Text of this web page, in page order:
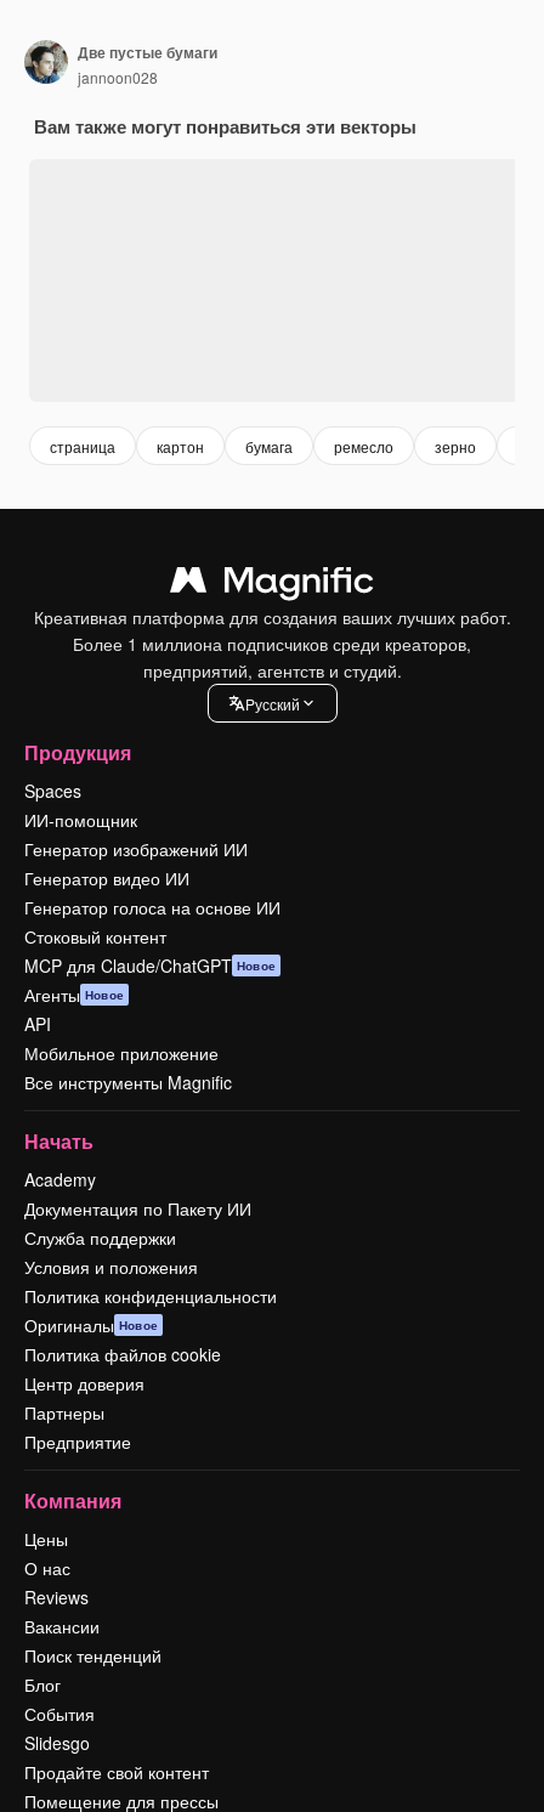
Две пустые бумаги
jannoon028
Вам также могут понравиться эти векторы
страница картон бумага ремесло зерно
Креативная платформа для создания ваших лучших работ.
Более 1 миллиона подписчиков среди креаторов,
предприятий, агентств и студий.
Pусский
Продукция
Spaces
ИИ-помощник
Генератор изображений ИИ
Генератор видео ИИ
Генератор голоса на основе ИИ
Стоковый контент
MCP для Claude/ChatGPT Новое
Агенты Новое
API
Мобильное приложение
Все инструменты Magnific
Начать
Academy
Документация по Пакету ИИ
Служба поддержки
Условия и положения
Политика конфиденциальности
Оригиналы Новое
Политика файлов cookie
Центр доверия
Партнеры
Предприятие
Компания
Цены
О нас
Reviews
Вакансии
Поиск тенденций
Блог
События
Slidesgo
Продайте свой контент
Помещение для прессы